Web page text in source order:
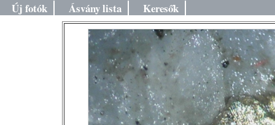
Új fotók
Ásvány lista Keresők